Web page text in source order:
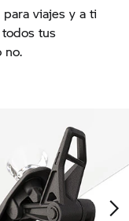
viajes y a ti
tus
no.